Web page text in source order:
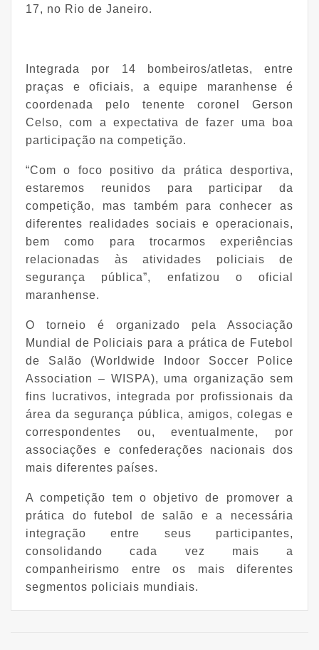
17, no Rio de Janeiro.
Integrada por 14 bombeiros/atletas, entre
praças e oficiais, a equipe maranhense é
coordenada pelo tenente coronel Gerson
Celso, com a expectativa de fazer uma boa
participação na competição.
“Com o foco positivo da prática desportiva,
estaremos reunidos para participar da
competição, mas também para conhecer as
diferentes realidades sociais e operacionais,
bem como para trocarmos experiências
relacionadas às atividades policiais de
segurança pública”, enfatizou o oficial
maranhense.
O torneio é organizado pela Associação
Mundial de Policiais para a prática de Futebol
de Salão (Worldwide Indoor Soccer Police
Association – WISPA), uma organização sem
fins lucrativos, integrada por profissionais da
área da segurança pública, amigos, colegas e
correspondentes ou, eventualmente, por
associações e confederações nacionais dos
mais diferentes países.
A competição tem o objetivo de promover a
prática do futebol de salão e a necessária
integração entre seus participantes,
consolidando cada vez mais a
companheirismo entre os mais diferentes
segmentos policiais mundiais.